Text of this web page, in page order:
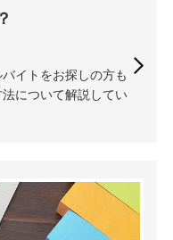
イトをお探しの方も
について解説してい